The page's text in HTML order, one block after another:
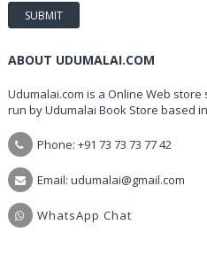
ABOUT UDUMALAI.COM
Udumalai.com is a Online Web store
run by Udumalai Book Store based
Phone: +91 73 73 73 77 42
Email: udumalai@gmail.com
WhatsApp Chat